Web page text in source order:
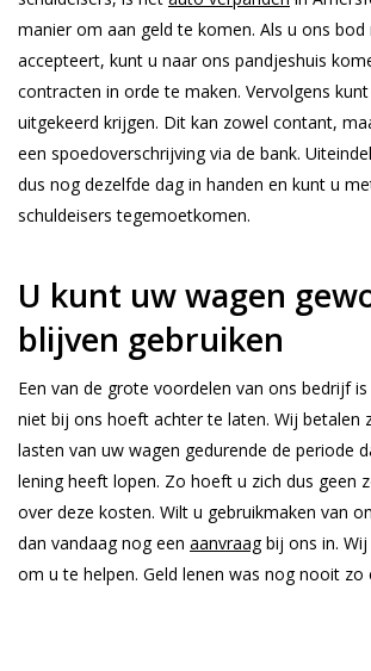
manier om aan geld te komen. Als u ons bod
accepteert, kunt u naar ons pandjeshuis
contracten in orde te maken. Vervolgens
uitgekeerd krijgen. Dit kan zowel contant,
een spoedoverschrijving via de bank.
dus nog dezelfde dag in handen en kunt u
schuldeisers tegemoetkomen.
U kunt uw wagen
blijven gebruiken
Een van de grote voordelen van ons bedrijf
niet bij ons hoeft achter te laten. Wij betalen
lasten van uw wagen gedurende de periode
lening heeft lopen. Zo hoeft u zich dus geen
over deze kosten. Wilt u gebruikmaken van
dan vandaag nog een aanvraagbij ons in.
om u te helpen. Geld lenen was nog nooit zo